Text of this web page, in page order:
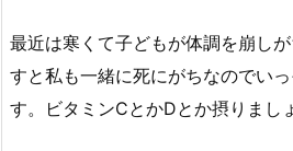
最近は寒くて子どもが体調を崩し
すと私も一緒に死にがちなのでい
す。ビタミンCとかDとか摂りまし